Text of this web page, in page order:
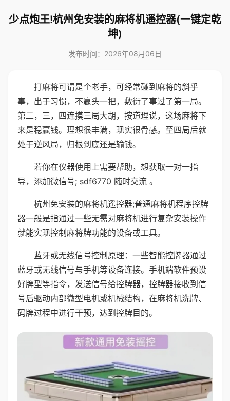
少点炮王!杭州免安装的麻将机遥控器(一键定乾
坤)
发布时间：2026年08月06日
打麻将可谓是个老手，可经常碰到麻将的斜乎
事，出于习惯，不赢头一把，敷衍了事过了第一局。
第二，三，四连摸三局大胡，按道理说，这场麻将下
来是稳赢钱。理想很丰满，现实很骨感。至四局后就
处于逆风局，归根到底还是输钱。
若你在仪器使用上需要帮助，想获取一对一指
导，添加微信号; sdf6770 随时交流 。
杭州免安装的麻将机遥控器;普通麻将机程序控牌
器一般是指通过一些无需对麻将机进行复杂安装操作
就能实现控制麻将牌功能的设备或工具。
蓝牙或无线信号控制原理：一些智能控牌器通过
蓝牙或无线信号与手机等设备连接。手机端软件预设
好牌型等指令，发送信号给控牌器，控牌器接收到信
号后驱动内部微型电机或机械结构，在麻将机洗牌、
码牌过程中进行干预，达到控牌目的。